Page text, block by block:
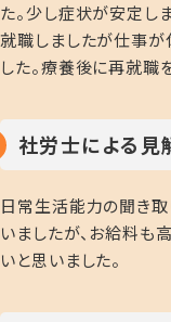
た。少し症状が安定し
就職しましたが仕事が
した。療養後に再就職
社労士による見
日常生活能力の聞き
いましたが、お給料
いと思いました。